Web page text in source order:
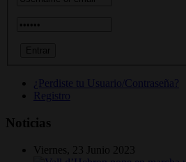
¿Perdiste tu Usuario/Contraseña?
Registro
Noticias
Viernes, 23 Junio 2023